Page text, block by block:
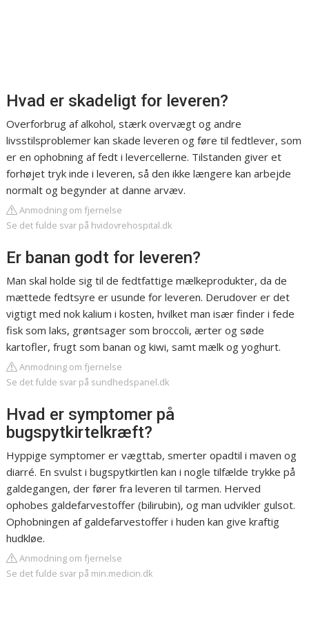
Hvad er skadeligt for leveren?
Overforbrug af alkohol, stærk overvægt og andre
livsstilsproblemer kan skade leveren og føre til fedtlever, som
er en ophobning af fedt i levercellerne. Tilstanden giver et
forhøjet tryk inde i leveren, så den ikke længere kan arbejde
normalt og begynder at danne arvæv.
Anmodning om fjernelse
Se det fulde svar på hvidovrehospital.dk
Er banan godt for leveren?
Man skal holde sig til de fedtfattige mælkeprodukter, da de
mættede fedtsyre er usunde for leveren. Derudover er det
vigtigt med nok kalium i kosten, hvilket man især finder i fede
fisk som laks, grøntsager som broccoli, ærter og søde
kartofler, frugt som banan og kiwi, samt mælk og yoghurt.
Anmodning om fjernelse
Se det fulde svar på sundhedspanel.dk
Hvad er symptomer på
bugspytkirtelkræft?
Hyppige symptomer er vægttab, smerter opadtil i maven og
diarré. En svulst i bugspytkirtlen kan i nogle tilfælde trykke på
galdegangen, der fører fra leveren til tarmen. Herved
ophobes galdefarvestoffer (bilirubin), og man udvikler gulsot.
Ophobningen af galdefarvestoffer i huden kan give kraftig
hudkløe.
Anmodning om fjernelse
Se det fulde svar på min.medicin.dk